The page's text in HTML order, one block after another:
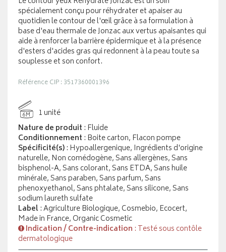
spécialement conçu pour réhydrater et apaiser au
quotidien le contour de l'œil grâce à sa formulation à
base d'eau thermale de Jonzac aux vertus apaisantes qui
aide à renforcer la barrière épidermique et à la présence
d'esters d'acides gras qui redonnent à la peau toute sa
souplesse et son confort.
Référence CIP : 3517360001396
6M
1 unité
Nature de produit : Fluide
Conditionnement : Boite carton, Flacon pompe
Spécificité(s): Hypoallergenique, Ingrédients d'origine
naturelle, Non comédogène, Sans allergènes, Sans
bisphenol-A, Sans colorant, Sans ETDA, Sans huile
minérale, Sans paraben, Sans parfum, Sans
phenoxyethanol, Sans phtalate, Sans silicone, Sans
sodium laureth sulfate
Label: Agriculture Biologique, Cosmebio, Ecocert,
Made in France, Organic Cosmetic
Indication / Contre-indication : Testé sous contôle
dermatologique